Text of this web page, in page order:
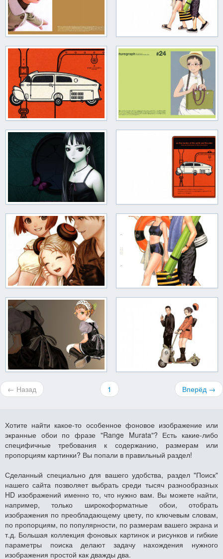
← Назад 1 Вперёд →
Хотите найти какое-то особенное фоновое изображение или
экранные обои по фразе "Range Murata"? Есть какие-либо
специфичные требования к содержанию, размерам или
пропорциям картинки? Вы попали в правильный раздел!
Сделанный специально для вашего удобства, раздел "Поиск"
нашего сайта позволяет выбрать среди тысяч разнообразных
HD изображений именно то, что нужно вам. Вы можете найти,
например, только широкоформатные обои, отобрать
изображения по преобладающему цвету, по ключевым словам,
по пропорциям, по популярности, по размерам вашего экрана и
т.д. Большая коллекция фоновых картинок и рисунков и гибкие
параметры поиска делают задачу нахождения нужного
изображения простой как дважды два.